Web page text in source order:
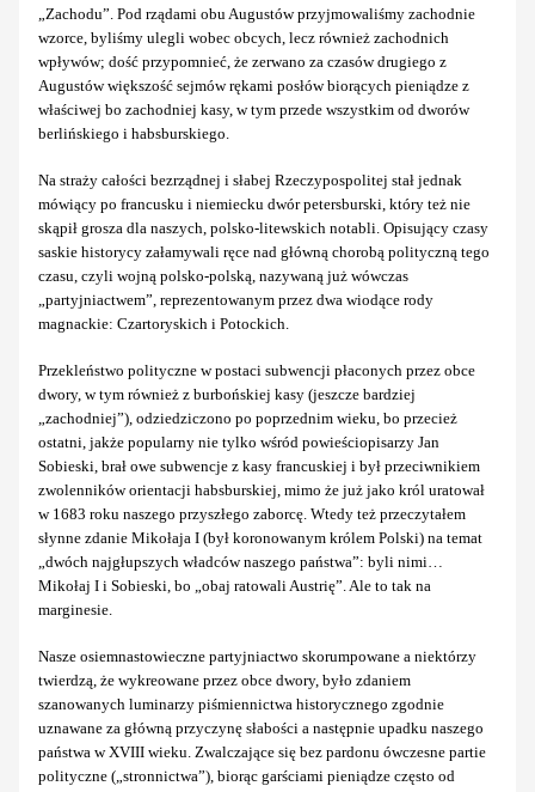
„Zachodu”. Pod rządami obu Augustów przyjmowaliśmy zachodnie
wzorce, byliśmy ulegli wobec obcych, lecz również zachodnich
wpływów; dość przypomnieć, że zerwano za czasów drugiego z
Augustów większość sejmów rękami posłów biorących pieniądze z
właściwej bo zachodniej kasy, w tym przede wszystkim od dworów
berlińskiego i habsburskiego.
Na straży całości bezrządnej i słabej Rzeczypospolitej stał jednak
mówiący po francusku i niemiecku dwór petersburski, który też nie
skąpił grosza dla naszych, polsko-litewskich notabli. Opisujący czasy
saskie historycy załamywali ręce nad główną chorobą polityczną tego
czasu, czyli wojną polsko-polską, nazywaną już wówczas
„partyjniactwem”, reprezentowanym przez dwa wiodące rody
magnackie: Czartoryskich i Potockich.
Przekleństwo polityczne w postaci subwencji płaconych przez obce
dwory, w tym również z burbońskiej kasy (jeszcze bardziej
„zachodniej”), odziedziczono po poprzednim wieku, bo przecież
ostatni, jakże popularny nie tylko wśród powieściopisarzy Jan
Sobieski, brał owe subwencje z kasy francuskiej i był przeciwnikiem
zwolenników orientacji habsburskiej, mimo że już jako król uratował
w 1683 roku naszego przyszłego zaborcę. Wtedy też przeczytałem
słynne zdanie Mikołaja I (był koronowanym królem Polski) na temat
„dwóch najgłupszych władców naszego państwa”: byli nimi…
Mikołaj I i Sobieski, bo „obaj ratowali Austrię”. Ale to tak na
marginesie.
Nasze osiemnastowieczne partyjniactwo skorumpowane a niektórzy
twierdzą, że wykreowane przez obce dwory, było zdaniem
szanowanych luminarzy piśmiennictwa historycznego zgodnie
uznawane za główną przyczynę słabości a następnie upadku naszego
państwa w XVIII wieku. Zwalczające się bez pardonu ówczesne partie
polityczne („stronnictwa”), biorąc garściami pieniądze często od